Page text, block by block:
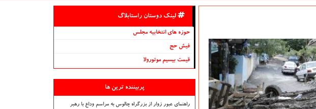
لینک دوستان راستابلاگ
حوزه های انتخابیه مجلس
فیش حج
قیمت بیسیم موتورولا
پربیننده ترین ها
راهنمای عبور زوار از بزرگراه چالوس به مراسم وداع با رهبر